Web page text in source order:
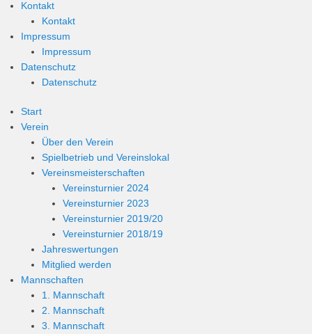
Kontakt
Kontakt
Impressum
Impressum
Datenschutz
Datenschutz
Start
Verein
Über den Verein
Spielbetrieb und Vereinslokal
Vereinsmeisterschaften
Vereinsturnier 2024
Vereinsturnier 2023
Vereinsturnier 2019/20
Vereinsturnier 2018/19
Jahreswertungen
Mitglied werden
Mannschaften
1. Mannschaft
2. Mannschaft
3. Mannschaft